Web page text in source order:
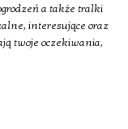
a także tralki
interesujące oraz
twoje oczekiwania,